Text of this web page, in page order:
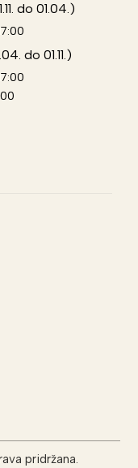
do 01.04.)
do 01.11.)
pridržana.